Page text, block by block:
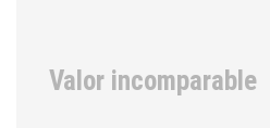
Valor incomparable